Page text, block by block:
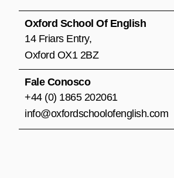
o
o
g
r
b
Oxford School Of English
14 Friars Entry,
Oxford OX1 2BZ
Fale Conosco
+44 (0) 1865 202061
info@oxfordschoolofenglish.com